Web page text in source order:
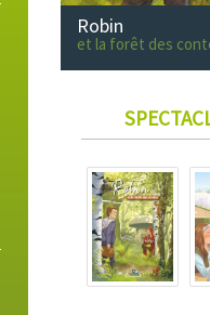
Robin
et les forêts du